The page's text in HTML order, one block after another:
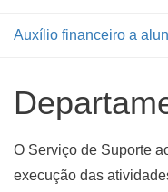
Auxílio financeiro a
O Serviço de Suporte
execução das